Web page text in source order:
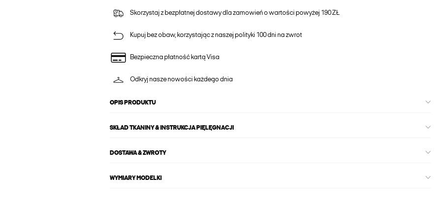
Skorzystaj z bezpłatnej dostawy dla zamowień o wartości powyżej 190 ZŁ
Kupuj bez obaw, korzystając z naszej polityki 100 dni na zwrot
Bezpieczna płatność kartą Visa
Odkryj nasze nowości każdego dnia
OPIS PRODUKTU
SKŁAD TKANINY & INSTRUKCJA PIĘLĘGNACJI
DOSTAWA & ZWROTY
WYMIARY MODELKI